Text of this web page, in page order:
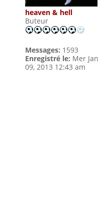
heaven & hell
Buteur
Messages: 1593
Enregistré le: Mer Jan
09, 2013 12:43 am